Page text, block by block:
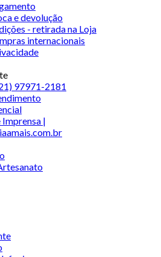
e devolução
- retirada na Loja
internacionais
97971-2181
Imprensa |